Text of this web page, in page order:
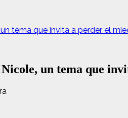
tema que invita a perder el
un tema que